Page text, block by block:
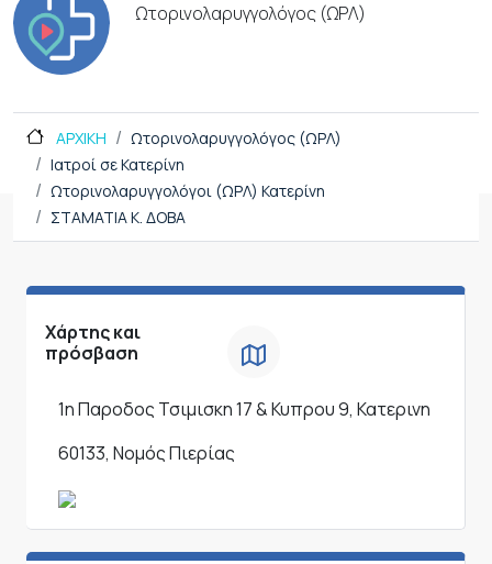
Ωτορινολαρυγγολόγος (ΩΡΛ)
ΑΡΧΙΚΗ
Ωτορινολαρυγγολόγος (ΩΡΛ)
Ιατροί σε Κατερίνη
Ωτορινολαρυγγολόγοι (ΩΡΛ) Κατερίνη
ΣΤΑΜΑΤΙΑ Κ. ΔΟΒΑ
Χάρτης και
πρόσβαση
1η Παροδος Τσιμισκη 17 & Κυπρου 9, Κατερινη
60133, Νομός Πιερίας